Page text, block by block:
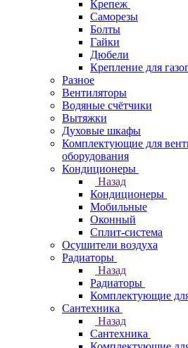
Крепеж
Саморезы
Болты
Гайки
Дюбели
Крепление для
Разное
Вентиляторы
Водяные счётчики
Вытяжки
Духовые шкафы
Комплектующие для
оборудования
Кондиционеры
Назад
Кондиционеры
Мобильные
Оконный
Сплит-система
Осушители воздуха
Радиаторы
Назад
Радиаторы
Комплектующие
Сантехника
Назад
Сантехника